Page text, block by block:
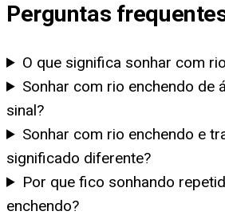
Perguntas
O que significa sonhar com
Sonhar com rio enchendo de
sinal?
Sonhar com rio enchendo e
significado diferente?
Por que fico sonhando
enchendo?